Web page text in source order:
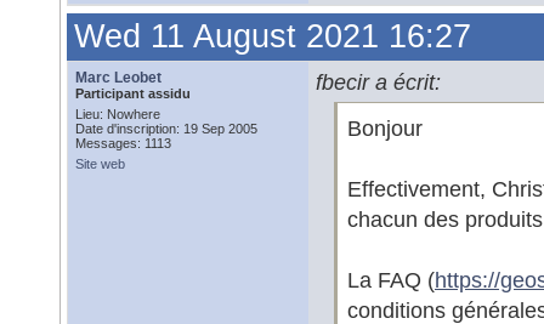
Wed 11 August 2021 16:27
Marc Leobet
Participant assidu
Lieu: Nowhere
Date d'inscription: 19 Sep 2005
Messages: 1113
Site web
fbecir a écrit:
Bonjour
Effectivement,
chacun des
La FAQ (https://
conditions